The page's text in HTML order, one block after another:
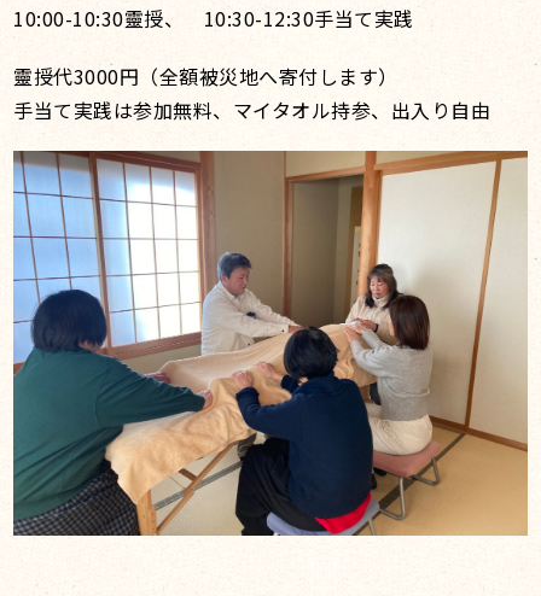
10:00-10:30靈授、 10:30-12:30手当て実践
靈授代3000円（全額被災地へ寄付します）
手当て実践は参加無料、マイタオル持参、出入り自由